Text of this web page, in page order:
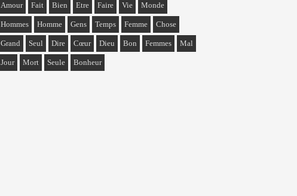
Amour Fait Bien Etre Faire Vie Monde
Hommes Homme Gens Temps Femme Chose
Grand Seul Dire Cœur Dieu Bon Femmes Mal
Jour Mort Seule Bonheur